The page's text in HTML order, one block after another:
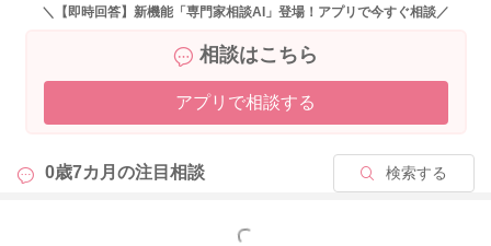
＼【即時回答】新機能「専門家相談AI」登場！アプリで今すぐ相談／
相談はこちら
アプリで相談する
0歳7カ月の注目相談 検索する
もっと見る